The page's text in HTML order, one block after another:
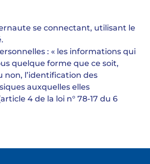
se connectant, utilisant le
: « les informations qui
quelque forme que ce soit,
l’identification des
auxquelles elles
4 de la loi n° 78-17 du 6